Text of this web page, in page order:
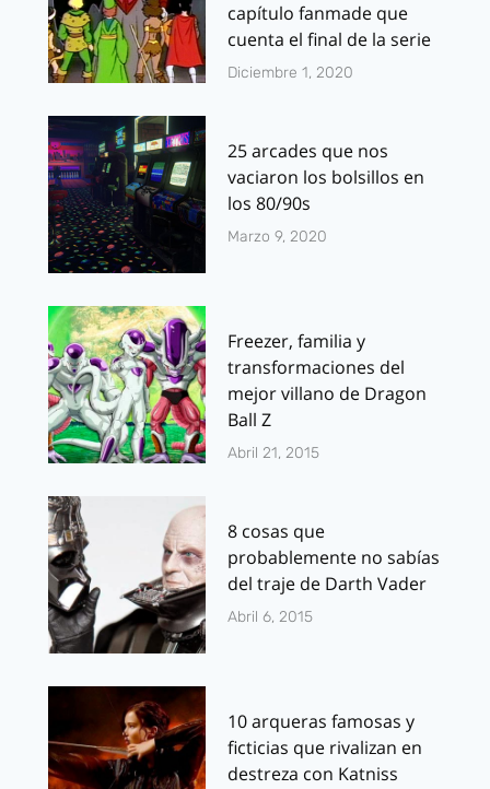
capítulo fanmade que
cuenta el final de la serie
Diciembre 1, 2020
25 arcades que nos
vaciaron los bolsillos en
los 80/90s
Marzo 9, 2020
Freezer, familia y
transformaciones del
mejor villano de Dragon
Ball Z
Abril 21, 2015
8 cosas que
probablemente no sabías
del traje de Darth Vader
Abril 6, 2015
10 arqueras famosas y
ficticias que rivalizan en
destreza con Katniss